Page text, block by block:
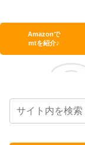
Amazonで
mtを紹介♪